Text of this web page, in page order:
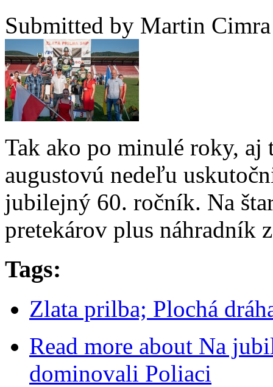
Submitted by Martin Cimra
Tak ako po minulé roky, aj
augustovú nedeľu
jubilejný 60. ročník. Na
pretekárov plus náhradník
Tags:
Zlata prilba; Plochá
Read more about Na
dominovali Poliaci